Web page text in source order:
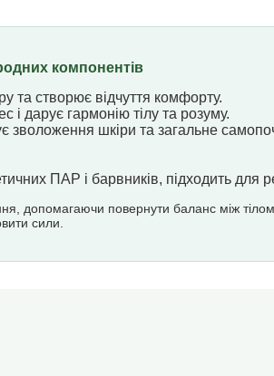
компонентів
та створює відчуття комфорту.
дарує гармонію тілу та розуму.
зволоження шкіри та загальне
ПАР і барвників, підходить для
допомагаючи повернути баланс між
сили.